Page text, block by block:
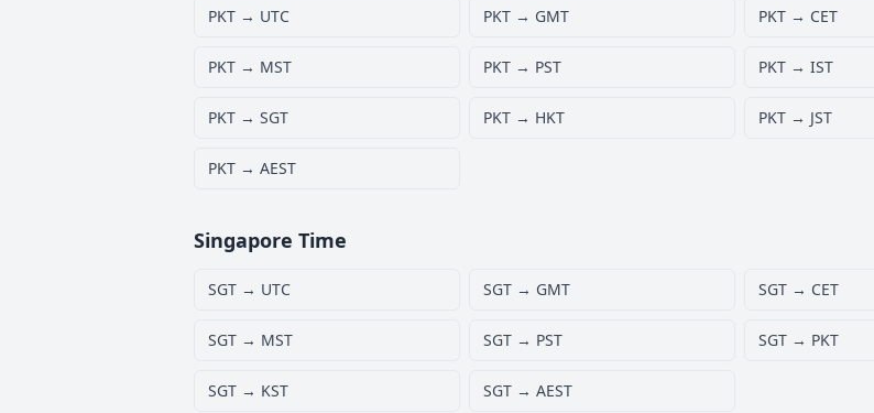
PKT → UTC PKT → GMT PKT → CET
PKT → MST PKT → PST PKT → IST
PKT → SGT PKT → HKT PKT → JST
PKT → AEST
Singapore Time
SGT → UTC SGT → GMT SGT → CET
SGT → MST SGT → PST SGT → PKT
SGT → KST SGT → AEST